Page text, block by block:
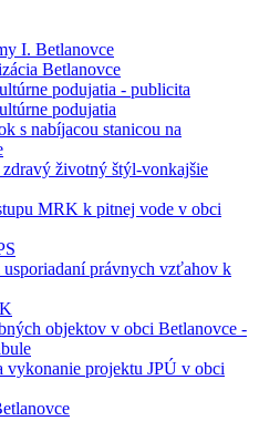
I. Betlanovce
Betlanovce
podujatia - publicita
podujatia
s nabíjacou stanicou na
životný štýl-vonkajšie
MRK k pitnej vode v obci
usporiadaní právnych vzťahov k
objektov v obci Betlanovce -
vykonanie projektu JPÚ v obci